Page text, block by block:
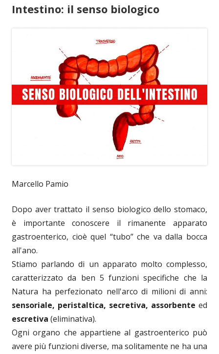
Intestino: il senso biologico
Marcello Pamio
Dopo aver trattato il senso biologico dello stomaco,
è importante conoscere il rimanente apparato
gastroenterico, cioè quel “tubo” che va dalla bocca
all'ano.
Stiamo parlando di un apparato molto complesso,
caratterizzato da ben 5 funzioni specifiche che la
Natura ha perfezionato nell'arco di milioni di anni:
sensoriale, peristaltica, secretiva, assorbente ed
escretiva (eliminativa).
Ogni organo che appartiene al gastroenterico può
avere più funzioni diverse, ma solitamente ne ha una